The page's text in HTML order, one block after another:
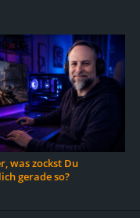
was zockst Du
gerade so?